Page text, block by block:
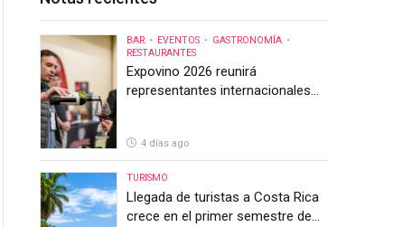
BAR EVENTOS
GASTRONOMÍA
RESTAURANTES
Expovino 2026 reunirá
representantes internacionales
4 días ago
TURISMO
Llegada de turistas a Costa Rica
crece en el primer semestre de